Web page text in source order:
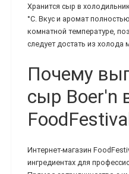
Хранится сыр в
°C. Вкус и аромат
комнатной температуре,
следует достать из холода
Почему
сыр Boer'n
Интернет-магазин
ингредиентах для